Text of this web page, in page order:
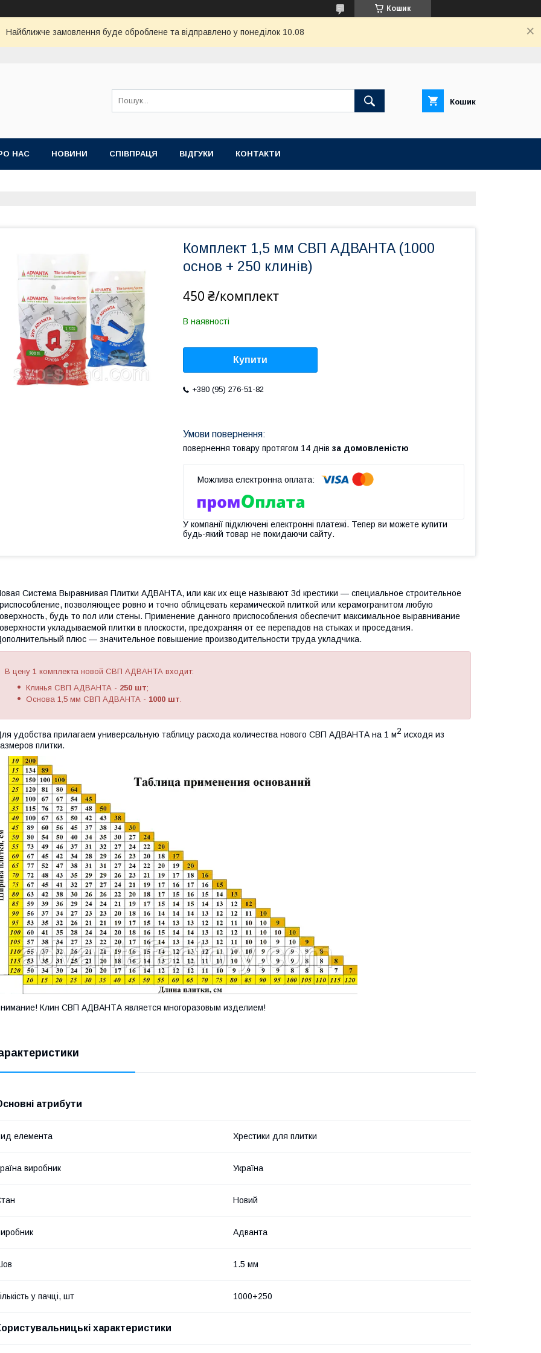
Кошик
Найближче замовлення буде оброблене та відправлено у понеділок 10.08
Кошик
НАС НОВИНИ СПІВПРАЦЯ ВІДГУКИ КОНТАКТИ
Комплект 1,5 мм СВП АДВАНТА (1000
основ + 250 клинів)
450 ₴/комплект
В наявності
Купити
+380 (95) 276-51-82
повернення товару протягом 14 днів за домовленістю
У компанії підключені електронні платежі. Тепер ви можете купити
будь-який товар не покидаючи сайту.
Система Выравнивая Плитки АДВАНТА, или как их еще называют 3d крестики — специальное строительное
позволяющее ровно и точно облицевать керамической плиткой или керамогранитом любую
будь то пол или стены. Применение данного приспособления обеспечит максимальное выравнивание
укладываемой плитки в плоскости, предохраняя от ее перепадов на стыках и проседания.
плюс — значительное повышение производительности труда укладчика.
В цену 1 комплекта новой СВП АДВАНТА входит:
Клинья СВП АДВАНТА - 250 шт;
Основа 1,5 мм СВП АДВАНТА - 1000 шт
удобства прилагаем универсальную таблицу расхода количества нового СВП АДВАНТА на 1 м2 исходя из
плитки.
Клин СВП АДВАНТА является многоразовым изделием!
атрибути
елемента Хрестики для плитки
виробник Україна
Новий
Адванта
1.5 мм
у пачці, шт 1000+250
характеристики